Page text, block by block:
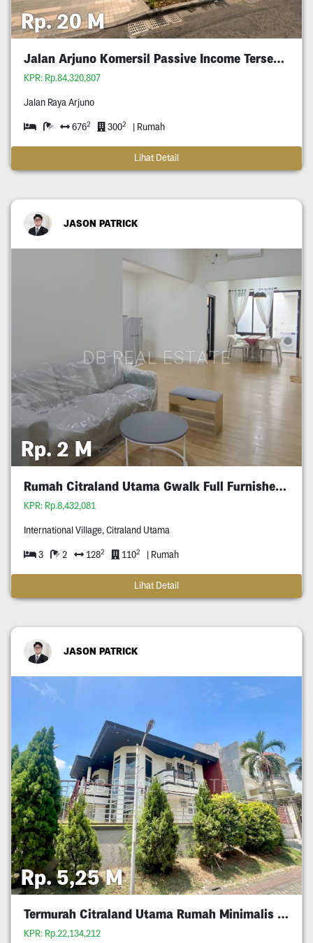
Rp. 20 M
Jalan Arjuno Komersil Passive Income Tersewa
KPR: Rp.84,320,807
Jalan Raya Arjuno
6762 3002 | Rumah
Lihat Detail
JASON PATRICK
Rp. 2 M
Rumah Citraland Utama Gwalk Full Furnished Murah
KPR: Rp.8,432,081
International Village, Citraland Utama
3 2 1282 1102 | Rumah
Lihat Detail
JASON PATRICK
Rp. 5,25 M
Termurah Citraland Utama Rumah Minimalis 5M An
KPR: Rp.22,134,212